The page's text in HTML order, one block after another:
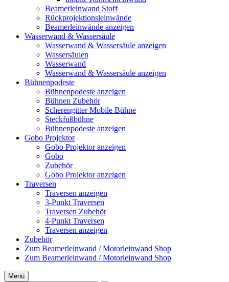
Beamerleinwand Stoff
Rückprojektionsleinwände
Beamerleinwände anzeigen
Wasserwand & Wassersäule
Wasserwand & Wassersäule anzeigen
Wassersäulen
Wasserwand
Wasserwand & Wassersäule anzeigen
Bühnenpodeste
Bühnenpodeste anzeigen
Bühnen Zubehör
Scherengitter Mobile Bühne
Steckfußbühne
Bühnenpodeste anzeigen
Gobo Projektor
Gobo Projektor anzeigen
Gobo
Zubehör
Gobo Projektor anzeigen
Traversen
Traversen anzeigen
3-Punkt Traversen
Traversen Zubehör
4-Punkt Traversen
Traversen anzeigen
Zubehör
Zum Beamerleinwand / Motorleinwand Shop
Zum Beamerleinwand / Motorleinwand Shop
Menü